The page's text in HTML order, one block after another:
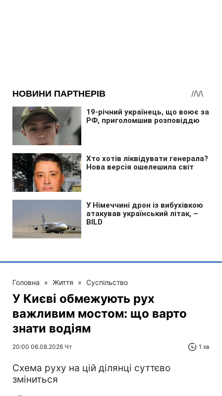
Головна » Життя » Суспільство
У Києві обмежують рух
важливим мостом: що варто
знати водіям
20:00 06.08.2026 Чт 1 хв
Схема руху на цій ділянці суттєво
зміниться